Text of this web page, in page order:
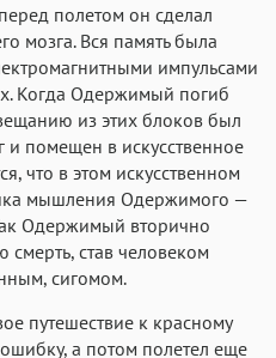
полетом он сделал
мозга. Вся память была
импульсами
Когда Одержимый погиб
из этих блоков был
и помещен в искусственное
что в этом искусственном
мышления Одержимого —
Одержимый вторично
смерть, став человеком
сигомом.
путешествие к красному
а потом полетел еще